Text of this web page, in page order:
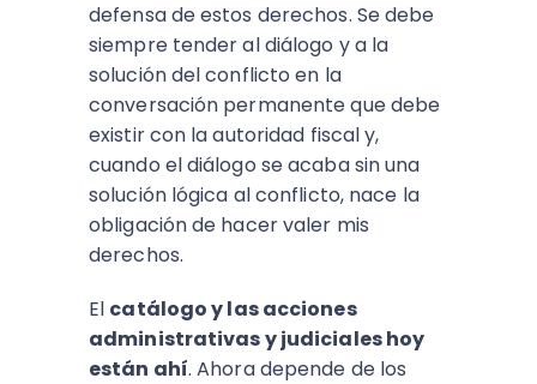
defensa de estos derechos. Se debe
siempre tender al diálogo y a la
solución del conflicto en la
conversación permanente que debe
existir con la autoridad fiscal y,
cuando el diálogo se acaba sin una
solución lógica al conflicto, nace la
obligación de hacer valer mis
derechos.
El catálogo y las acciones
administrativas y judiciales hoy
están ahí. Ahora depende de los